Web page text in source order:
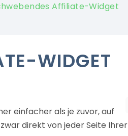
Affiliate-Widget
WIDGET
einfacher als je zuvor, auf
direkt von jeder Seite Ihrer